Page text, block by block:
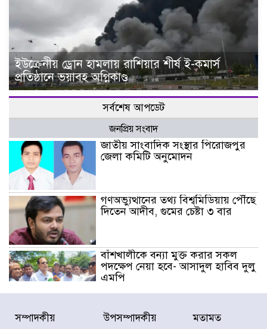
ইউক্রেনীয় ড্রোন হামলায় রাশিয়ার শীর্ষ ই-কমার্স
প্রতিষ্ঠানে ভয়াবহ অগ্নিকাণ্ড
সর্বশেষ আপডেট
জনপ্রিয় সংবাদ
জাতীয় সাংবাদিক সংস্থার পিরোজপুর
জেলা কমিটি অনুমোদন
গণঅভ্যুত্থানের তথ্য বিশ্বমিডিয়ায় পৌঁছে
দিতেন আদীব, গুমের চেষ্টা ৩ বার
বাঁশখালীকে বন্যা মুক্ত করার সকল
পদক্ষেপ নেয়া হবে- আসাদুল হাবিব দুলু
এমপি
বিদ্যুৎ-জ্বালানি খাতে অস্থিরতা তৈরির
চেষ্টা করছে একটি চক্র : প্রধানমন্ত্রী
সম্পাদকীয় উপসম্পাদকীয় মতামত